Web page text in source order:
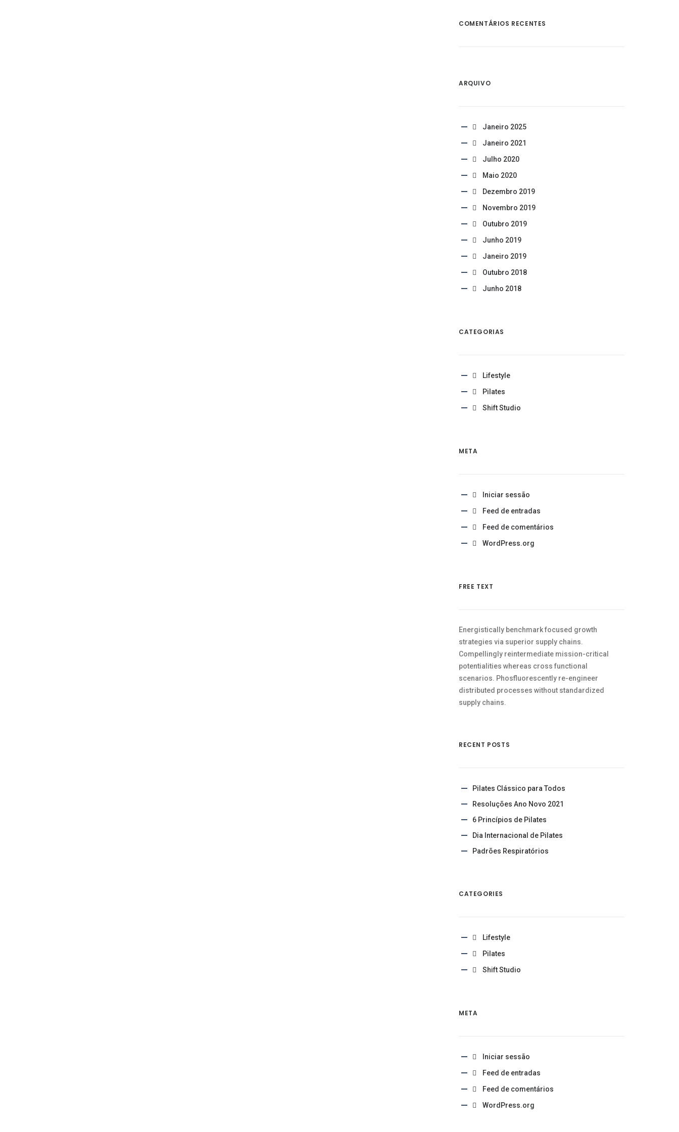
COMENTÁRIOS RECENTES
ARQUIVO
Janeiro 2025
Janeiro 2021
Julho 2020
Maio 2020
Dezembro 2019
Novembro 2019
Outubro 2019
Junho 2019
Janeiro 2019
Outubro 2018
Junho 2018
CATEGORIAS
Lifestyle
Pilates
Shift Studio
META
Iniciar sessão
Feed de entradas
Feed de comentários
WordPress.org
FREE TEXT
Energistically benchmark focused growth
strategies via superior supply chains.
Compellingly reintermediate mission-critical
potentialities whereas cross functional
scenarios. Phosfluorescently re-engineer
distributed processes without standardized
supply chains.
RECENT POSTS
Pilates Clássico para Todos
Resoluções Ano Novo 2021
6 Princípios de Pilates
Dia Internacional de Pilates
Padrões Respiratórios
CATEGORIES
Lifestyle
Pilates
Shift Studio
META
Iniciar sessão
Feed de entradas
Feed de comentários
WordPress.org